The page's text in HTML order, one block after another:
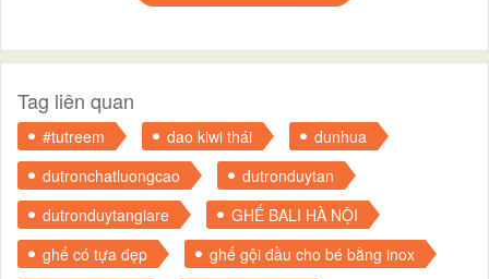
Tag liên quan
#tutreem dao kiwi thái
dunhua
dutronchatluongcao
dutronduytan
dutronduytangiare
GHẾ BALI HÀ NỘI
ghế có tựa đẹp
ghế gội đầu cho bé bằng inox